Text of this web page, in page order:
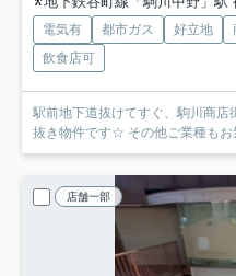
電気有 都市ガス 好立地
飲食店可
駅前地下道抜けてすぐ、駒川商
抜き物件です☆ その他ご業種もお
店舗一部